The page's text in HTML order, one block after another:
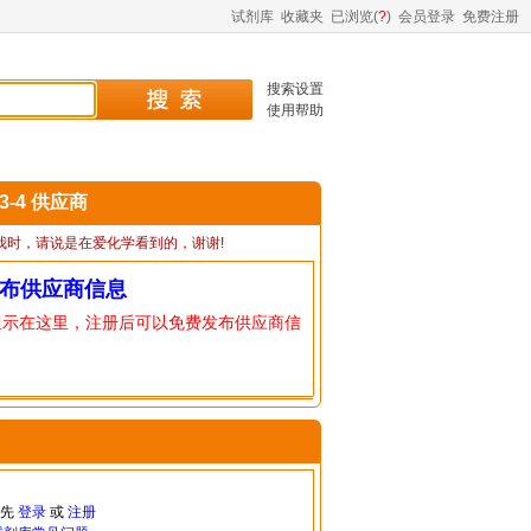
试剂库 收藏夹 已浏览(?) 会员登录 免费注册
搜索设置
使用帮助
4 供应商
时，请说是在爱化学看到的，谢谢!
供应商信息
在这里，注册后可以免费发布供应商信
登录或 注册